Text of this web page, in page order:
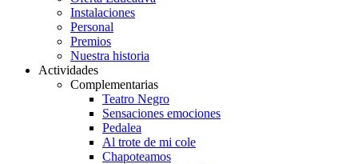
Instalaciones
Personal
Premios
Nuestra historia
Actividades
Complementarias
Teatro Negro
Sensaciones emociones
Pedalea
Al trote de mi cole
Chapoteamos